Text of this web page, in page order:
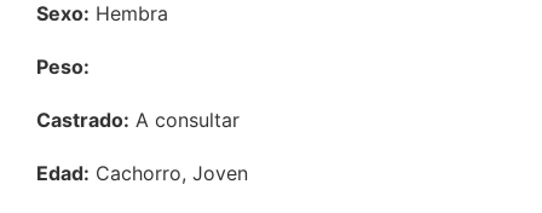
Sexo: Hembra
Peso:
Castrado: A consultar
Edad: Cachorro, Joven